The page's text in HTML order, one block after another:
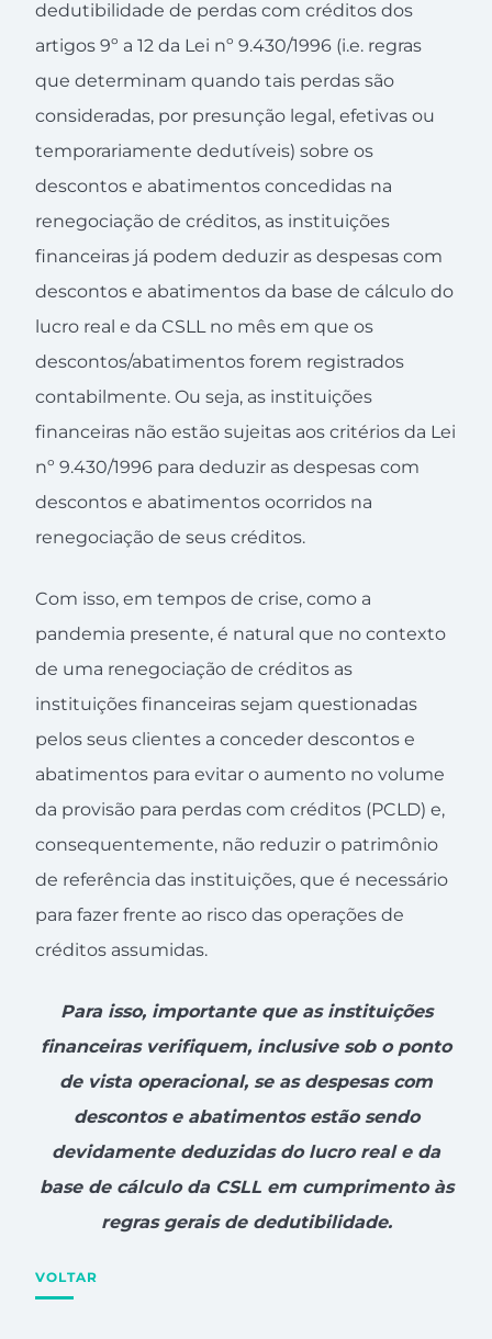
dedutibilidade de perdas com créditos dos
artigos 9º a 12 da Lei nº 9.430/1996 (i.e. regras
que determinam quando tais perdas são
consideradas, por presunção legal, efetivas ou
temporariamente dedutíveis) sobre os
descontos e abatimentos concedidas na
renegociação de créditos, as instituições
financeiras já podem deduzir as despesas com
descontos e abatimentos da base de cálculo do
lucro real e da CSLL no mês em que os
descontos/abatimentos forem registrados
contabilmente. Ou seja, as instituições
financeiras não estão sujeitas aos critérios da Lei
nº 9.430/1996 para deduzir as despesas com
descontos e abatimentos ocorridos na
renegociação de seus créditos.
Com isso, em tempos de crise, como a
pandemia presente, é natural que no contexto
de uma renegociação de créditos as
instituições financeiras sejam questionadas
pelos seus clientes a conceder descontos e
abatimentos para evitar o aumento no volume
da provisão para perdas com créditos (PCLD) e,
consequentemente, não reduzir o patrimônio
de referência das instituições, que é necessário
para fazer frente ao risco das operações de
créditos assumidas.
Para isso, importante que as instituições
financeiras verifiquem, inclusive sob o ponto
de vista operacional, se as despesas com
descontos e abatimentos estão sendo
devidamente deduzidas do lucro real e da
base de cálculo da CSLL em cumprimento às
regras gerais de dedutibilidade.
VOLTAR